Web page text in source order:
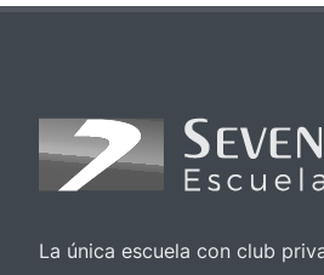
La única escuela con club